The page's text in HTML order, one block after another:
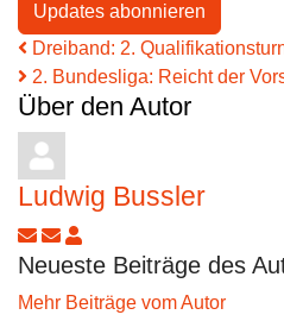
Updates abonnieren
Dreiband: 2.
2. Bundesliga: Reicht der
Über den Autor
Ludwig Bussler
Updates abonnieren
Abo von Updates dieses
Ludwig Bussler
Neueste Beiträge des
Mehr Beiträge vom Autor